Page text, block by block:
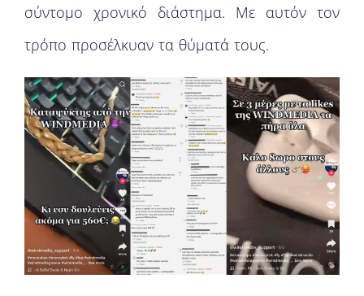
σύντομο χρονικό διάστημα. Με αυτόν τον
τρόπο προσέλκυαν τα θύματά τους.